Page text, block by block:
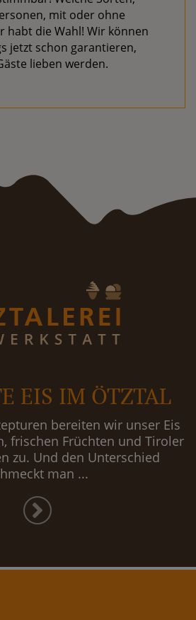
mit oder ohne
habt die Wahl! Wir können
jetzt schon garantieren,
lieben werden.
EIS IM ÖTZTAL
bereiten wir unser Eis
frischen Früchten und Tiroler
zu. Und den Unterschied
man ...